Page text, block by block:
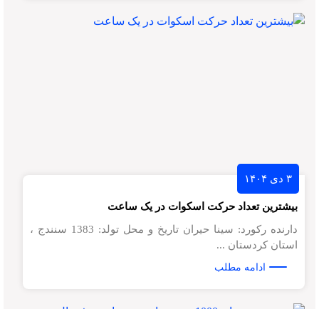
۳ دی ۱۴۰۴
بیشترین تعداد حرکت اسکوات در یک ساعت
دارنده رکورد: سینا حیران تاریخ و محل تولد: 1383 سنندج ،
استان کردستان ...
ادامه مطلب